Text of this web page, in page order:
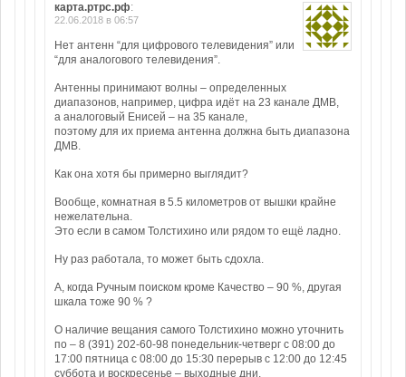
карта.ртрс.рф:
22.06.2018 в 06:57
Нет антенн “для цифрового телевидения” или
“для аналогового телевидения”.
Антенны принимают волны – определенных
диапазонов, например, цифра идёт на 23 канале ДМВ,
а аналоговый Енисей – на 35 канале,
поэтому для их приема антенна должна быть диапазона
ДМВ.
Как она хотя бы примерно выглядит?
Вообще, комнатная в 5.5 километров от вышки крайне
нежелательна.
Это если в самом Толстихино или рядом то ещё ладно.
Ну раз работала, то может быть сдохла.
А, когда Ручным поиском кроме Качество – 90 %, другая
шкала тоже 90 % ?
О наличие вещания самого Толстихино можно уточнить
по – 8 (391) 202-60-98 понедельник-четверг с 08:00 до
17:00 пятница с 08:00 до 15:30 перерыв с 12:00 до 12:45
суббота и воскресенье – выходные дни.